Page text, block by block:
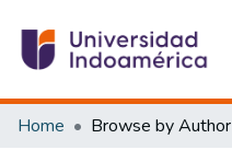
Communities & Collections
Home Browse by Author